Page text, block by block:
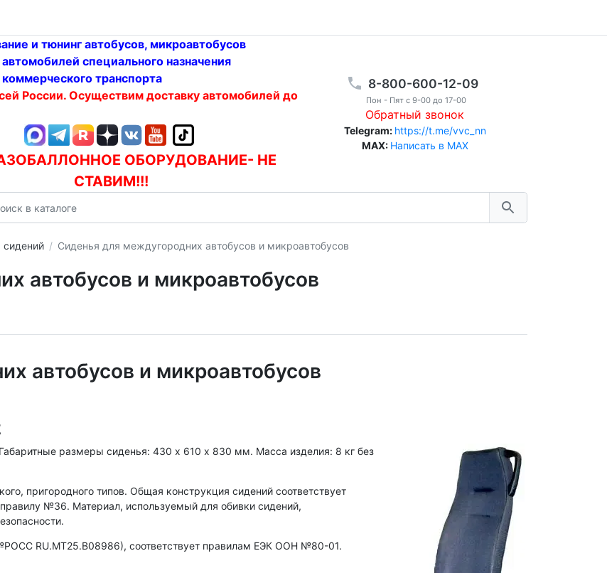
и тюнинг автобусов, микроавтобусов
специального назначения
транспорта
России. Осуществим доставку автомобилей до
ОБОРУДОВАНИЕ- НЕ
СТАВИМ!!!
8-800-600-12-09
Пон - Пят с 9-00 до 17-00
Обратный звонок
Telegram: https://t.me/vvc_nn
MAX: Написать в MAX
сидений Сиденья для междугородних автобусов и микроавтобусов
автобусов и микроавтобусов
автобусов и микроавтобусов
размеры сиденья: 430 х 610 х 830 мм. Масса изделия: 8 кг без
пригородного типов. Общая конструкция сидений соответствует
№36. Материал, используемый для обивки сидений,
RU.МТ25.В08986), соответствует правилам ЕЭК ООН №80-01.